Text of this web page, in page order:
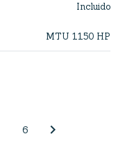
Incluido
MTU 1150 HP
6